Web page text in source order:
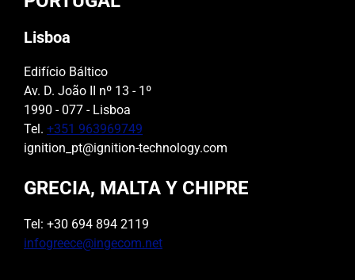
Lisboa
Edifício Báltico
Av. D. João II nº 13 - 1º
1990 - 077 - Lisboa
Tel. +351 963969749
ignition_pt@ignition-technology.com
GRECIA, MALTA Y CHIPRE
Tel: +30 694 894 2119
infogreece@ingecom.net